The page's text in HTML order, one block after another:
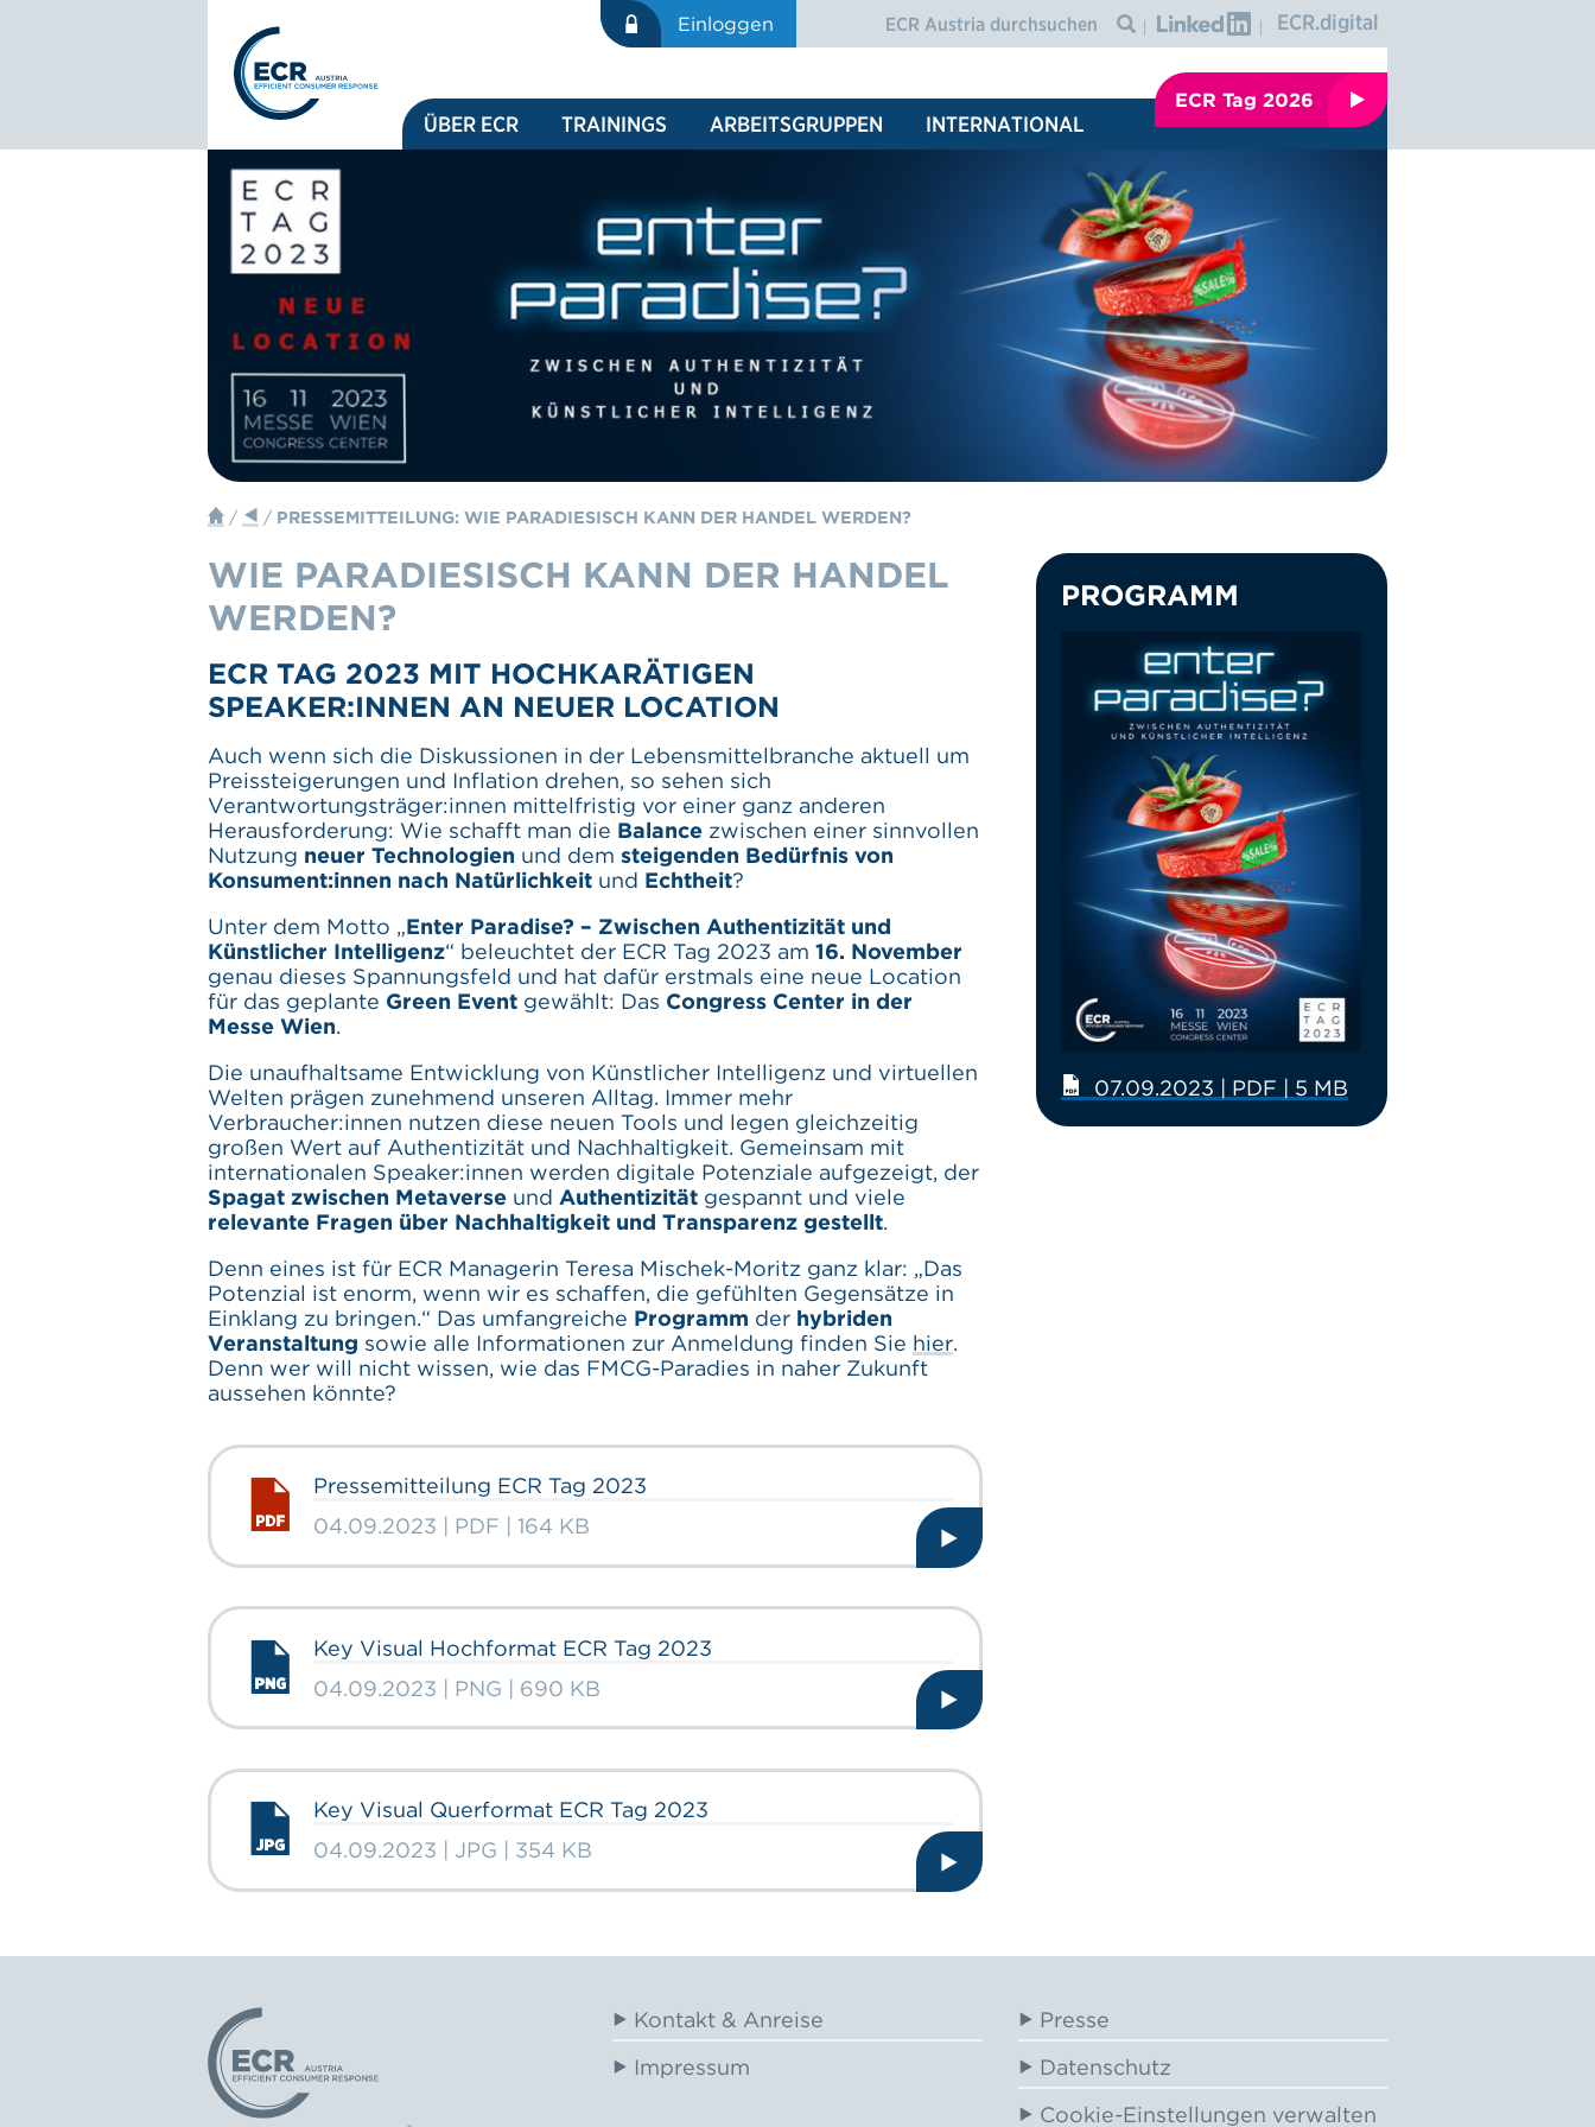
Logo: ECR Austria
Einloggen
SUCHFORMULAR
Icon: search
Graphic: linkedinECR.digital
ECR Tag 2026
ÜBER ECR TRAININGS ARBEITSGRUPPEN INTERNATIONAL
/ / PRESSEMITTEILUNG: WIE PARADIESISCH KANN DER HANDEL WERDEN?
WIE PARADIESISCH KANN DER HANDEL
WERDEN?
ECR TAG 2023 MIT HOCHKARÄTIGEN
SPEAKER:INNEN AN NEUER LOCATION
Auch wenn sich die Diskussionen in der Lebensmittelbranche aktuell um
Preissteigerungen und Inflation drehen, so sehen sich
Verantwortungsträger:innen mittelfristig vor einer ganz anderen
Herausforderung: Wie schafft man die Balancezwischen einer sinnvollen
Nutzung neuer Technologien und dem steigenden Bedürfnis von
Konsument:innen nach Natürlichkeitund Echtheit?
Unter dem Motto „Enter Paradise? – Zwischen Authentizität und
Künstlicher Intelligenz“ beleuchtet der ECR Tag 2023 am 16. November
genau dieses Spannungsfeld und hat dafür erstmals eine neue Location
für das geplante Green Eventgewählt: Das Congress Center in der
Messe Wien.
Die unaufhaltsame Entwicklung von Künstlicher Intelligenz und virtuellen
Welten prägen zunehmend unseren Alltag. Immer mehr
Verbraucher:innen nutzen diese neuen Tools und legen gleichzeitig
großen Wert auf Authentizität und Nachhaltigkeit. Gemeinsam mit
internationalen Speaker:innen werden digitale Potenziale aufgezeigt, der
Spagat zwischen Metaverseund Authentizitätgespannt und viele
relevante Fragen über Nachhaltigkeit und Transparenz gestellt.
Denn eines ist für ECR Managerin Teresa Mischek-Moritz ganz klar: „Das
Potenzial ist enorm, wenn wir es schaffen, die gefühlten Gegensätze in
Einklang zu bringen.“ Das umfangreiche Programm der hybriden
Veranstaltung sowie alle Informationen zur Anmeldung finden Sie hier.
Denn wer will nicht wissen, wie das FMCG-Paradies in naher Zukunft
aussehen könnte?
Pressemitteilung ECR Tag 2023
04.09.2023 | PDF | 164 KB
Key Visual Hochformat ECR Tag 2023
04.09.2023 | PNG | 690 KB
Key Visual Querformat ECR Tag 2023
04.09.2023 | JPG | 354 KB
PROGRAMM
07.09.2023 | PDF | 5 MB
Kontakt & Anreise
Impressum
Presse
Datenschutz
Cookie-Einstellungen verwalten
Logo: ECR Austria